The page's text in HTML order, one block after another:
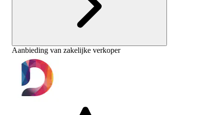
Aanbieding van zakelijke verkoper